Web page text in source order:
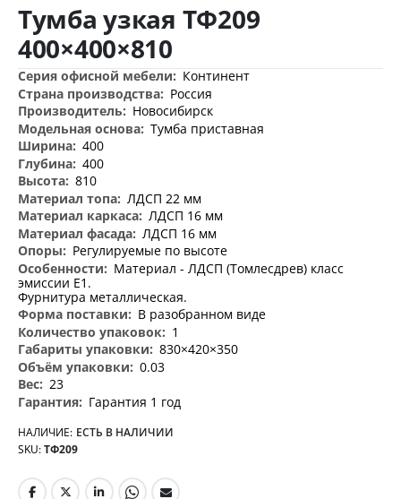
началу
галереи
изображений
Тумба узкая ТФ209
400×400×810
Дополнительная
информация
Континент
Россия
Новосибирск
Тумба приставная
400
400
810
ЛДСП 22 мм
ЛДСП 16 мм
ЛДСП 16 мм
Регулируемые по высоте
Материал - ЛДСП (Томлесдрев) класс
эмиссии Е1.
Фурнитура металлическая.
В разобранном виде
1
830×420×350
0.03
23
Гарантия 1 год
НАЛИЧИЕ: ЕСТЬ В НАЛИЧИИ
SKU ТФ209